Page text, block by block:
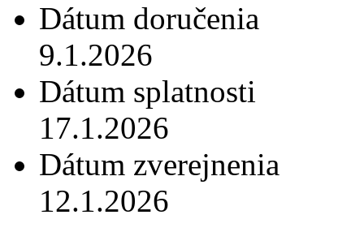
Dátum doručenia
9.1.2026
Dátum splatnosti
17.1.2026
Dátum zverejnenia
12.1.2026